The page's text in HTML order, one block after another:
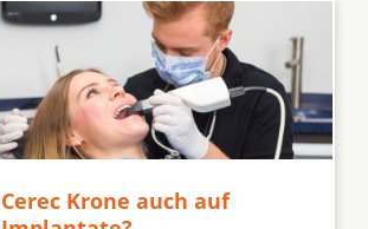
Cerec Krone auch auf